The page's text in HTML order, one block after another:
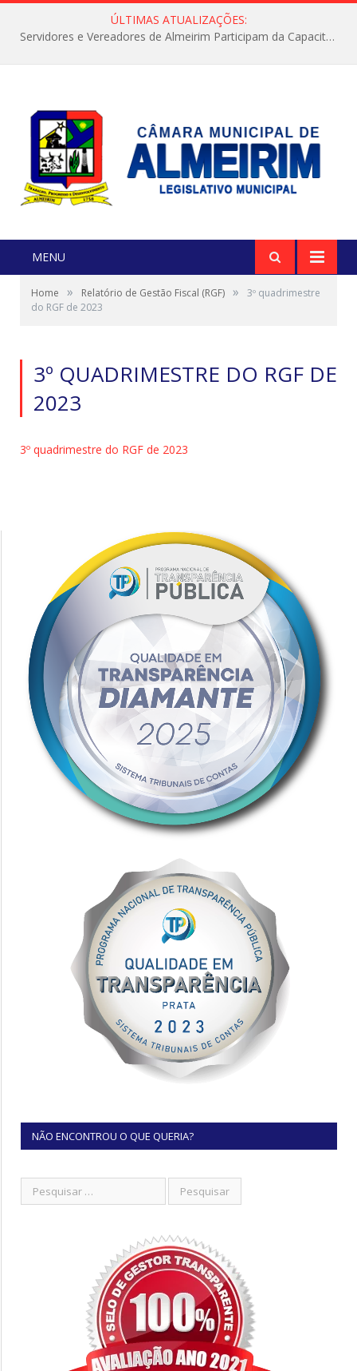
ÚLTIMAS ATUALIZAÇÕES:
Servidores e Vereadores de Almeirim Participam da Capacitação “Orientar é a Nossa Missão”
MENU
Home » Relatório de Gestão Fiscal (RGF) »
3º quadrimestre
do RGF de 2023
3º QUADRIMESTRE DO RGF DE
2023
3º quadrimestre do RGF de 2023
NÃO ENCONTROU O QUE QUERIA?